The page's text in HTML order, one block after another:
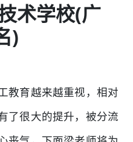
术学校(广
)
教育越来越重视，相对
了很大的提升，被分流